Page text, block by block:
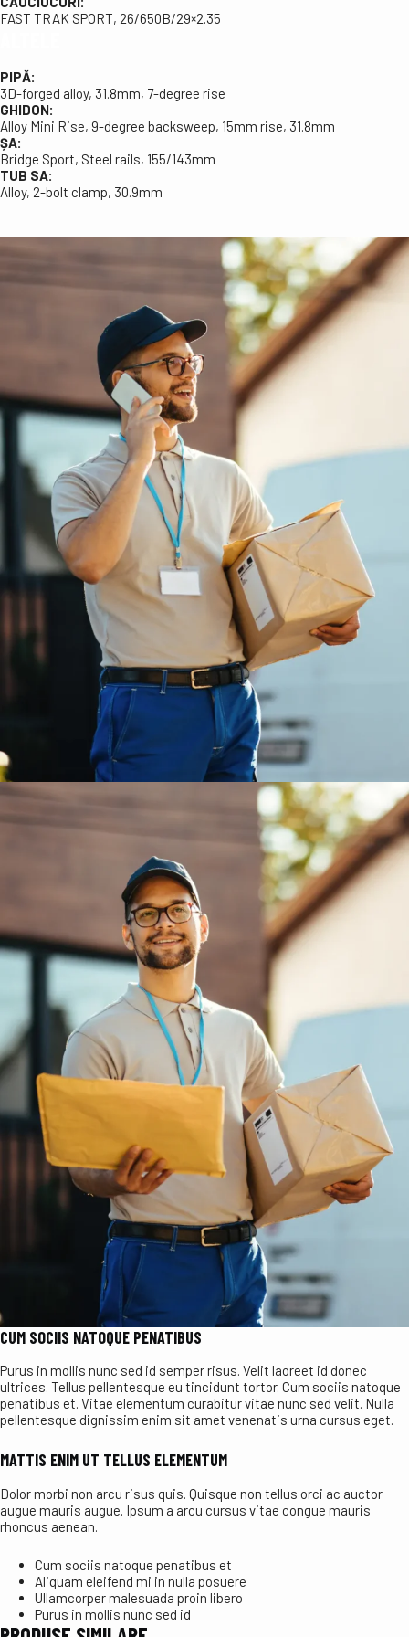
FAST TRAK SPORT, 26/650B/29×2.35
PIPĂ:
3D-forged alloy, 31.8mm, 7-degree rise
GHIDON:
Alloy Mini Rise, 9-degree backsweep, 15mm rise, 31.8mm
ȘA:
Bridge Sport, Steel rails, 155/143mm
TUB SA:
Alloy, 2-bolt clamp, 30.9mm
CUM SOCIIS NATOQUE PENATIBUS
Purus in mollis nunc sed id semper risus. Velit laoreet id donec
ultrices. Tellus pellentesque eu tincidunt tortor. Cum sociis natoque
penatibus et. Vitae elementum curabitur vitae nunc sed velit. Nulla
pellentesque dignissim enim sit amet venenatis urna cursus eget.
MATTIS ENIM UT TELLUS ELEMENTUM
Dolor morbi non arcu risus quis. Quisque non tellus orci ac auctor
augue mauris augue. Ipsum a arcu cursus vitae congue mauris
rhoncus aenean.
Cum sociis natoque penatibus et
Aliquam eleifend mi in nulla posuere
Ullamcorper malesuada proin libero
Purus in mollis nunc sed id